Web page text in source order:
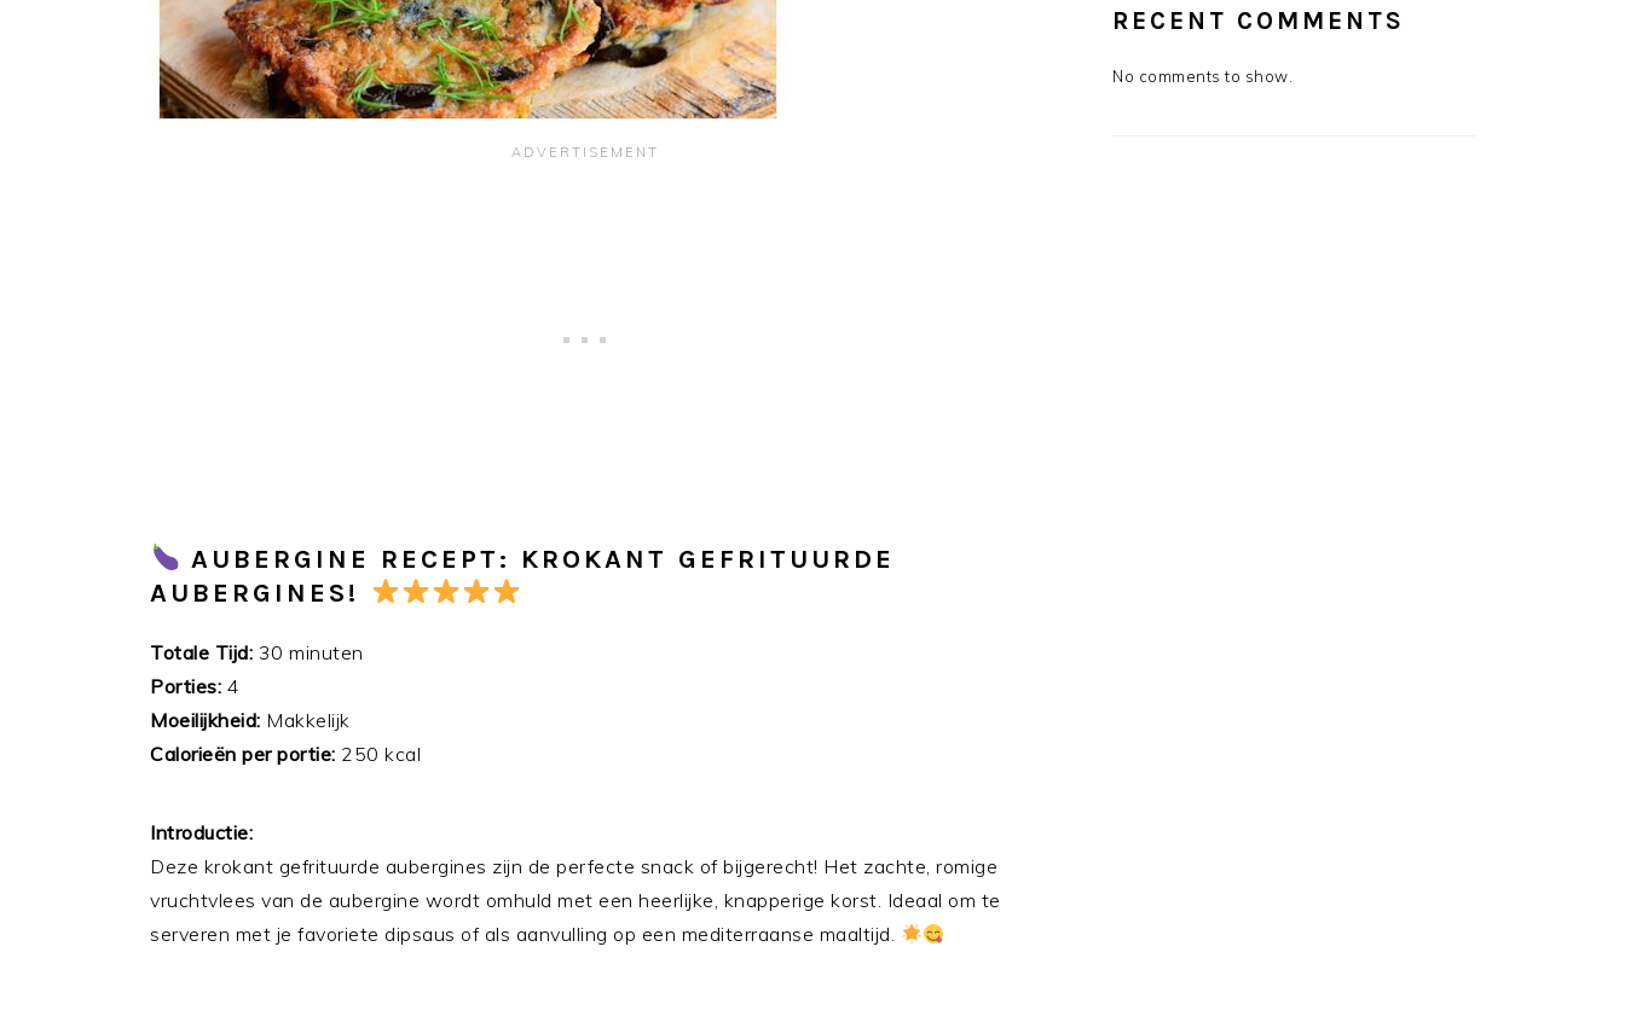
AUBERGINE RECEPT: KROKANT GEFRITUURDE
AUBERGINES!
Totale Tijd: 30 minuten
Porties: 4
Moeilijkheid: Makkelijk
Calorieën per portie: 250 kcal
Introductie:
Deze krokant gefrituurde aubergines zijn de perfecte snack of bijgerecht! Het zachte, romige
vruchtvlees van de aubergine wordt omhuld met een heerlijke, knapperige korst. Ideaal om te
serveren met je favoriete dipsaus of als aanvulling op een mediterraanse maaltijd.
RECENT COMMENTS
No comments to show.